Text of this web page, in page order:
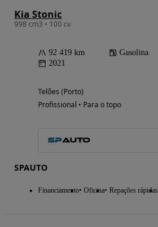
Kia Stonic
998 cm3 • 100 cv
92 419 km Gasolina
2021
Telões (Porto)
Profissional • Para o topo
SPAUTO
Financiamento Oficina Repações rápidas